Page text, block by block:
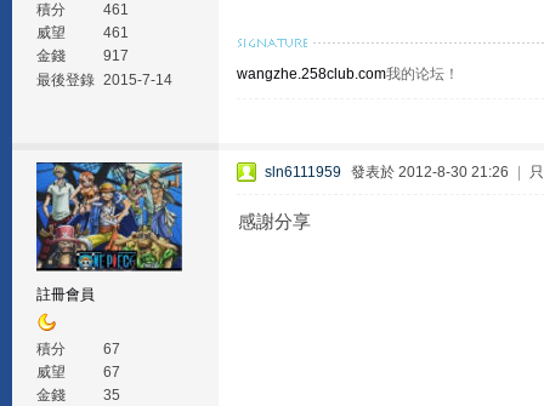
積分
461
威望
461
金錢
917
最後登錄 2015-7-14 wangzhe.258club.com我的论坛！
註冊會員
積分
67
威望
67
金錢
35
sln6111959 發表於 2012-8-30 21:26
感謝分享